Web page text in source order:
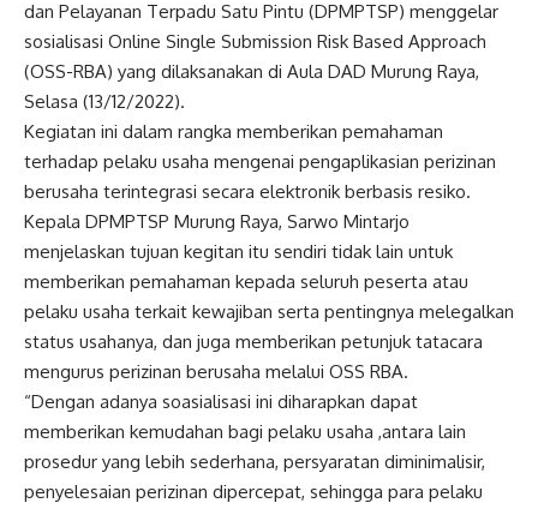
dan Pelayanan Terpadu Satu Pintu (DPMPTSP) menggelar
sosialisasi Online Single Submission Risk Based Approach
(OSS-RBA) yang dilaksanakan di Aula DAD Murung Raya,
Selasa (13/12/2022).
Kegiatan ini dalam rangka memberikan pemahaman
terhadap pelaku usaha mengenai pengaplikasian perizinan
berusaha terintegrasi secara elektronik berbasis resiko.
Kepala DPMPTSP Murung Raya, Sarwo Mintarjo
menjelaskan tujuan kegitan itu sendiri tidak lain untuk
memberikan pemahaman kepada seluruh peserta atau
pelaku usaha terkait kewajiban serta pentingnya melegalkan
status usahanya, dan juga memberikan petunjuk tatacara
mengurus perizinan berusaha melalui OSS RBA.
“Dengan adanya soasialisasi ini diharapkan dapat
memberikan kemudahan bagi pelaku usaha ,antara lain
prosedur yang lebih sederhana, persyaratan diminimalisir,
penyelesaian perizinan dipercepat, sehingga para pelaku